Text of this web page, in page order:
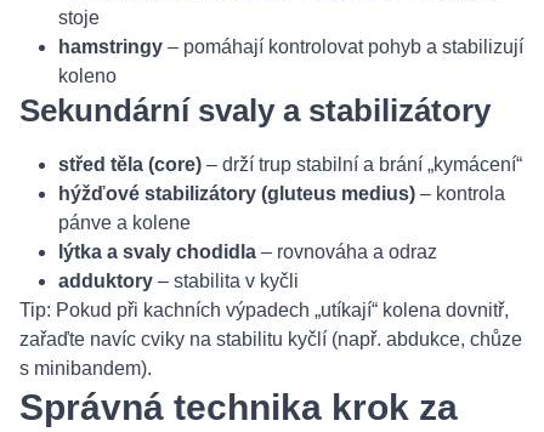
stoje
hamstringy – pomáhají kontrolovat pohyb a stabilizují
koleno
Sekundární svaly a stabilizátory
střed těla (core) – drží trup stabilní a brání „kymácení“
hýžďové stabilizátory (gluteus medius) – kontrola
pánve a kolene
lýtka a svaly chodidla – rovnováha a odraz
adduktory – stabilita v kyčli
Tip: Pokud při kachních výpadech „utíkají“ kolena dovnitř,
zařaďte navíc cviky na stabilitu kyčlí (např. abdukce, chůze
s minibandem).
Správná technika krok za